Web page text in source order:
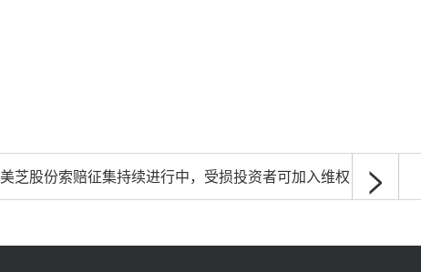
>
美芝股份索赔征集持续进行中，受损投资者可加入维权